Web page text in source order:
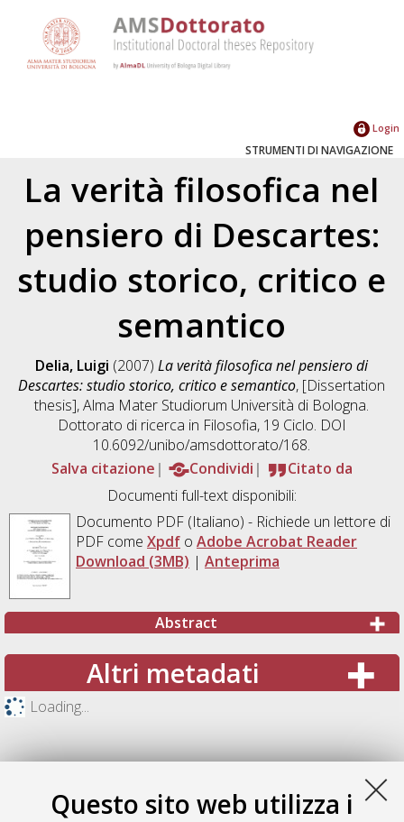
Questo sito web utilizza i
Login
STRUMENTI DI NAVIGAZIONE
La verità filosofica nel
pensiero di Descartes:
studio storico, critico e
semantico
Delia, Luigi (2007)La verità filosofica nel pensiero di
Descartes: studio storico, critico e semantico, [Dissertation
thesis], Alma Mater Studiorum Università di Bologna.
Dottorato di ricerca in Filosofia, 19 Ciclo. DOI
10.6092/unibo/amsdottorato/168.
Salva citazione
Condividi
Citato da
Documenti full-text disponibili:
Documento PDF(Italiano) - Richiede un lettore di
PDF come Xpdfo Adobe Acrobat Reader
Download (3MB) | Anteprima
Abstract
Altri metadati
Loading...